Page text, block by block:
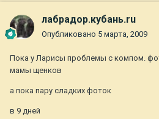
лабрадор.кубань.ru
Опубликовано 5 марта, 2009
Пока у Ларисы проблемы с компом.
мамы щенков
а пока пару сладких фоток
в 9 дней